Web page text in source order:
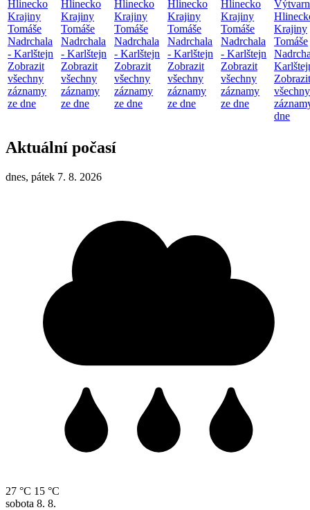
Hlinecko
Krajiny
Tomáše
Nadrchala
- Karlštejn
Zobrazit
všechny
záznamy
ze dne
Hlinecko
Krajiny
Tomáše
Nadrchala
- Karlštejn
Zobrazit
všechny
záznamy
ze dne
Hlinecko
Krajiny
Tomáše
Nadrchala
- Karlštejn
Zobrazit
všechny
záznamy
ze dne
Hlinecko
Krajiny
Tomáše
Nadrchala
- Karlštejn
Zobrazit
všechny
záznamy
ze dne
Hlinecko
Krajiny
Tomáše
Nadrchala
- Karlštejn
Zobrazit
všechny
záznamy
ze dne
Krajiny
Tomáše
Zobrazit
všechny
dne
Aktuální počasí
dnes, pátek 7. 8. 2026
27 °C 15 °C
sobota 8. 8.